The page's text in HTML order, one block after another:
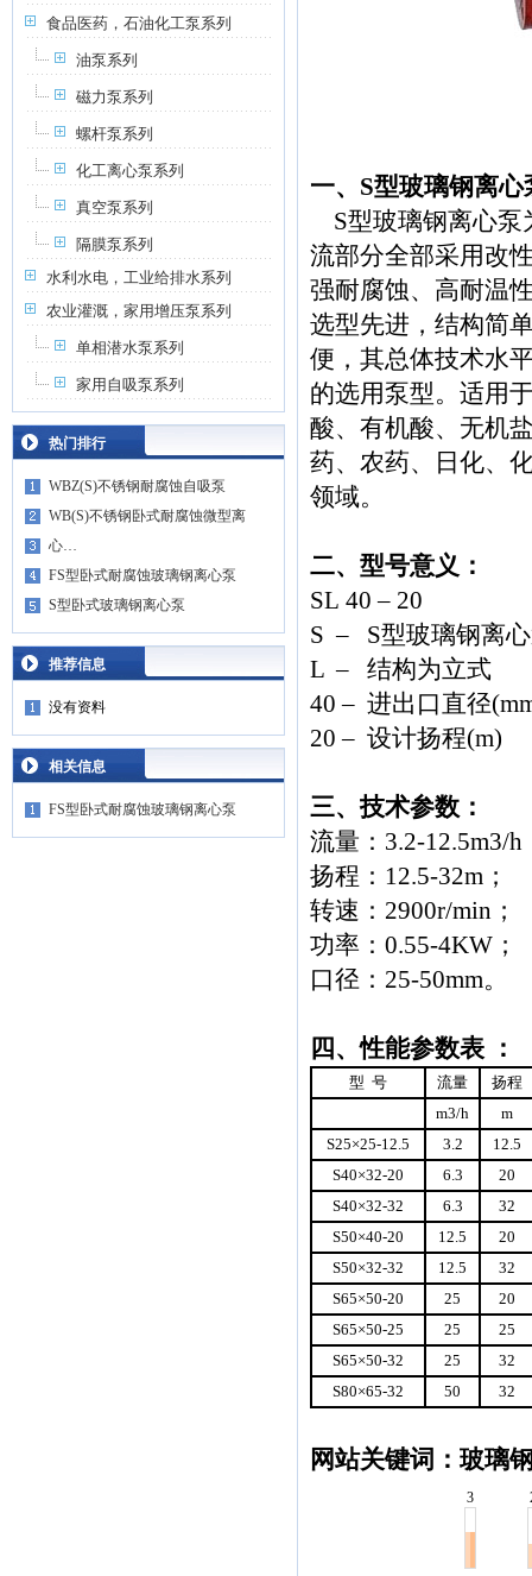
食品医药，石油化工泵系列
油泵系列
磁力泵系列
螺杆泵系列
化工离心泵系列
真空泵系列
隔膜泵系列
水利水电，工业给排水系列
农业灌溉，家用增压泵系列
单相潜水泵系列
家用自吸泵系列
热门排行
WBZ(S)不锈钢耐腐蚀自吸泵
WB(S)不锈钢卧式耐腐蚀微型离
心…
FS型卧式耐腐蚀玻璃钢离心泵
S型卧式玻璃钢离心泵
推荐信息
没有资料
相关信息
FS型卧式耐腐蚀玻璃钢离心泵
一、S型玻璃钢离
S型玻璃钢离心泵
流部分全部采用改
强耐腐蚀、高耐温
选型先进，结构简
便，其总体技术水
的选用泵型。适用
酸、有机酸、无机
药、农药、日化、
领域。
二、型号意义：
SL 40 – 20
S – S型玻璃钢离
L – 结构为立式
40 – 进出口直径
20 – 设计扬程(m)
三、技术参数：
流量：3.2-12.5m3/h
扬程：12.5-32m；
转速：2900r/min；
功率：0.55-4KW；
口径：25-50mm。
四、性能参数表 ：
型 号 流量
扬程
m3/h
m
S25×25-12.5 3.2
12.5
S40×32-20 6.3
20
S40×32-32 6.3
32
S50×40-20 12.5
20
S50×32-32 12.5
32
S65×50-20 25
20
S65×50-25 25
25
S65×50-32 25
32
S80×65-32 50 32
网站关键词：玻璃
3